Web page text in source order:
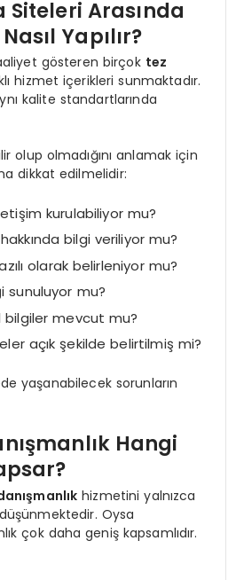
Siteleri Arasında
Yapılır?
gösteren birçok tez
hizmet içerikleri sunmaktadır.
kalite standartlarında
olup olmadığını anlamak için
dikkat edilmelidir:
kurulabiliyor mu?
bilgi veriliyor mu?
olarak belirleniyor mu?
sunuluyor mu?
bilgiler mevcut mu?
açık şekilde belirtilmiş mi?
yaşanabilecek sorunların
Hangi
hizmetini yalnızca
Oysa
çok daha geniş kapsamlıdır.